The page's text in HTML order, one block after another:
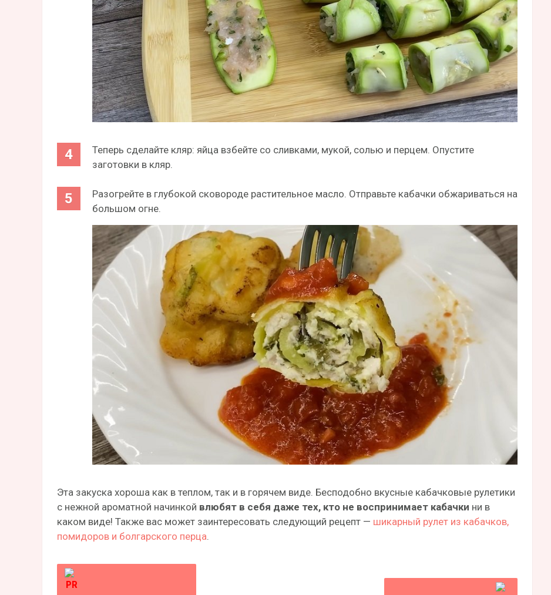
Теперь сделайте кляр: яйца взбейте со сливками, мукой, солью и перцем. Опустите
заготовки в кляр.
Разогрейте в глубокой сковороде растительное масло. Отправьте кабачки обжариваться на
большом огне.
Эта закуска хороша как в теплом, так и в горячем виде. Бесподобно вкусные кабачковые рулетики
с нежной ароматной начинкой влюбят в себя даже тех, кто не воспринимает кабачки ни в
каком виде! Также вас может заинтересовать следующий рецепт — шикарный рулет из кабачков,
помидоров и болгарского перца.